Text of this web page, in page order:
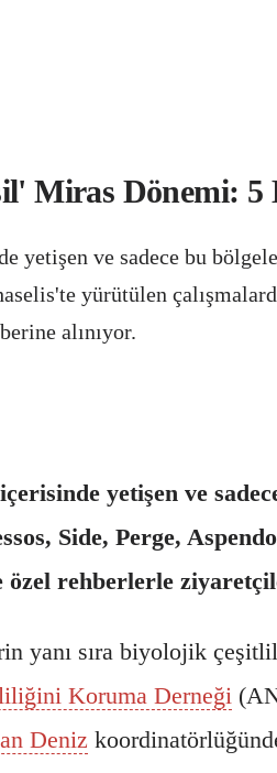
Miras Dönemi:
yetişen ve sadece bu
yürütülen
alınıyor.
yetişen ve
Side, Perge,
rehberlerle
yanı sıra biyolojik
Koruma Derneği
Deniz